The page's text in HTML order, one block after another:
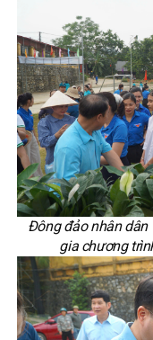
Đông đảo nhân dân
gia chương